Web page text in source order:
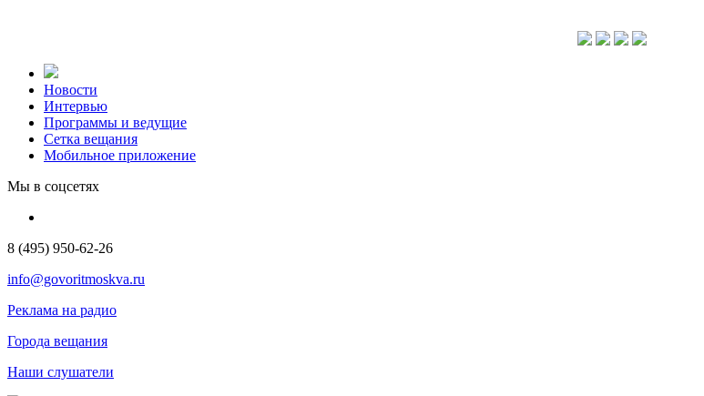
Новости
Интервью
Программы и ведущие
Сетка вещания
Мобильное приложение
Мы в соцсетях
8 (495) 950-62-26
info@govoritmoskva.ru
Реклама на радио
Города вещания
Наши слушатели